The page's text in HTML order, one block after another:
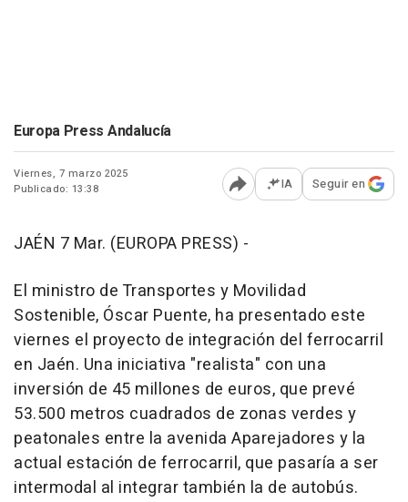
Europa Press Andalucía
Viernes, 7 marzo 2025
Publicado: 13:38
Abrir opciones para
IA Seguir en
JAÉN 7 Mar. (EUROPA PRESS) -
El ministro de Transportes y Movilidad
Sostenible, Óscar Puente, ha presentado este
viernes el proyecto de integración del ferrocarril
en Jaén. Una iniciativa "realista" con una
inversión de 45 millones de euros, que prevé
53.500 metros cuadrados de zonas verdes y
peatonales entre la avenida Aparejadores y la
actual estación de ferrocarril, que pasaría a ser
intermodal al integrar también la de autobús.